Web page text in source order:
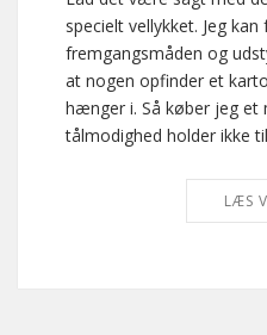
specielt vellykket. Jeg
fremgangsmåden og
at nogen opfinder et
hænger i. Så køber jeg et
tålmodighed holder ikke
LÆS